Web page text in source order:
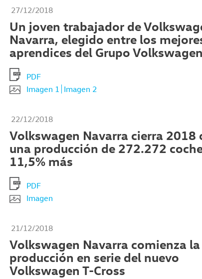
27/12/2018
Un joven trabajador de
Navarra, elegido entre los
aprendices del Grupo Volkswagen
PDF
Imagen 1 Imagen 2
22/12/2018
Volkswagen Navarra cierra 2018
una producción de 272.272
11,5% más
PDF
Imagen
21/12/2018
Volkswagen Navarra comienza la
producción en serie del nuevo
Volkswagen T-Cross